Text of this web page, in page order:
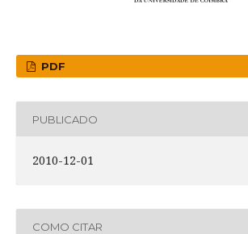
PDF
PUBLICADO
2010-12-01
COMO CITAR